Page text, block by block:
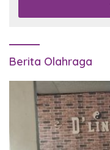
Berita Olahraga